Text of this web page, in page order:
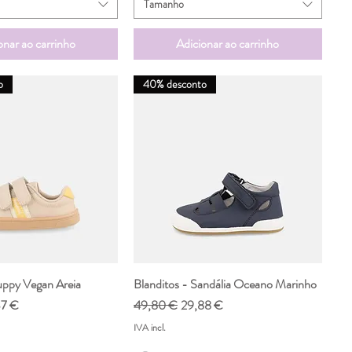
ao carrinho
Tamanho
Adicionar ao carrinho
rápida
Vegan Areia
promocional
€
Visualização rápida
40% desconto
Blanditos - Sandália Oceano Marinho
Preço normal
49,80 €Preço promocional
29,88 €
IVA incl.